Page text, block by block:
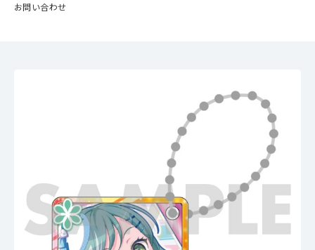
お問い合わせ